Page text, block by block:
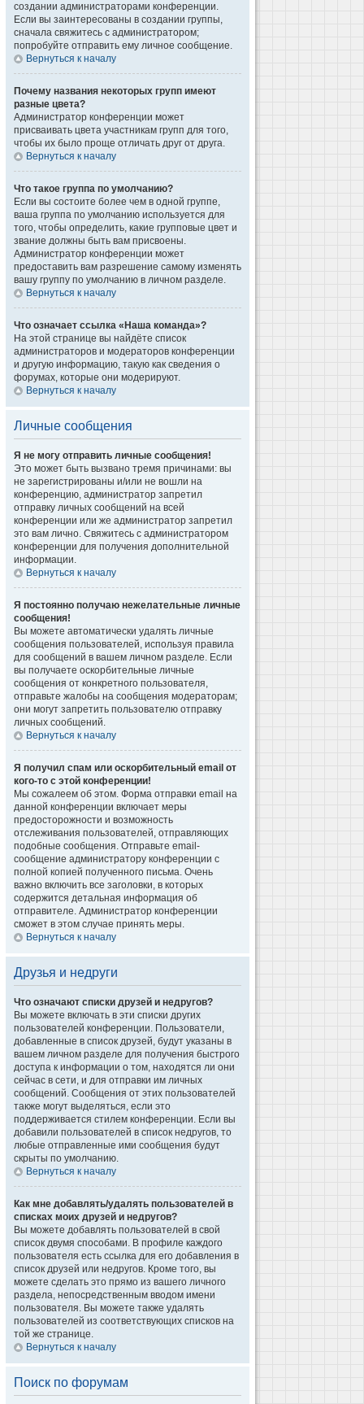
создании администраторами конференции.
Если вы заинтересованы в создании группы,
сначала свяжитесь с администратором;
попробуйте отправить ему личное сообщение.
Вернуться к началу
Почему названия некоторых групп имеют
разные цвета?
Администратор конференции может
присваивать цвета участникам групп для того,
чтобы их было проще отличать друг от друга.
Вернуться к началу
Что такое группа по умолчанию?
Если вы состоите более чем в одной группе,
ваша группа по умолчанию используется для
того, чтобы определить, какие групповые цвет и
звание должны быть вам присвоены.
Администратор конференции может
предоставить вам разрешение самому изменять
вашу группу по умолчанию в личном разделе.
Вернуться к началу
Что означает ссылка «Наша команда»?
На этой странице вы найдёте список
администраторов и модераторов конференции
и другую информацию, такую как сведения о
форумах, которые они модерируют.
Вернуться к началу
Личные сообщения
Я не могу отправить личные сообщения!
Это может быть вызвано тремя причинами: вы
не зарегистрированы и/или не вошли на
конференцию, администратор запретил
отправку личных сообщений на всей
конференции или же администратор запретил
это вам лично. Свяжитесь с администратором
конференции для получения дополнительной
информации.
Вернуться к началу
Я постоянно получаю нежелательные личные
сообщения!
Вы можете автоматически удалять личные
сообщения пользователей, используя правила
для сообщений в вашем личном разделе. Если
вы получаете оскорбительные личные
сообщения от конкретного пользователя,
отправьте жалобы на сообщения модераторам;
они могут запретить пользователю отправку
личных сообщений.
Вернуться к началу
Я получил спам или оскорбительный email от
кого-то с этой конференции!
Мы сожалеем об этом. Форма отправки email на
данной конференции включает меры
предосторожности и возможность
отслеживания пользователей, отправляющих
подобные сообщения. Отправьте email-
сообщение администратору конференции с
полной копией полученного письма. Очень
важно включить все заголовки, в которых
содержится детальная информация об
отправителе. Администратор конференции
сможет в этом случае принять меры.
Вернуться к началу
Друзья и недруги
Что означают списки друзей и недругов?
Вы можете включать в эти списки других
пользователей конференции. Пользователи,
добавленные в список друзей, будут указаны в
вашем личном разделе для получения быстрого
доступа к информации о том, находятся ли они
сейчас в сети, и для отправки им личных
сообщений. Сообщения от этих пользователей
также могут выделяться, если это
поддерживается стилем конференции. Если вы
добавили пользователей в список недругов, то
любые отправленные ими сообщения будут
скрыты по умолчанию.
Вернуться к началу
Как мне добавлять/удалять пользователей в
списках моих друзей и недругов?
Вы можете добавлять пользователей в свой
список двумя способами. В профиле каждого
пользователя есть ссылка для его добавления в
список друзей или недругов. Кроме того, вы
можете сделать это прямо из вашего личного
раздела, непосредственным вводом имени
пользователя. Вы можете также удалять
пользователей из соответствующих списков на
той же странице.
Вернуться к началу
Поиск по форумам